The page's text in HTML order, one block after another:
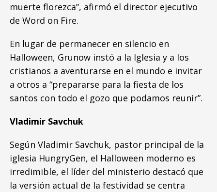
muerte florezca”, afirmó el director ejecutivo
de Word on Fire.
En lugar de permanecer en silencio en
Halloween, Grunow instó a la Iglesia y a los
cristianos a aventurarse en el mundo e invitar
a otros a “prepararse para la fiesta de los
santos con todo el gozo que podamos reunir”.
Vladimir Savchuk
Según Vladimir Savchuk, pastor principal de la
iglesia HungryGen, el Halloween moderno es
irredimible, el líder del ministerio destacó que
la versión actual de la festividad se centra